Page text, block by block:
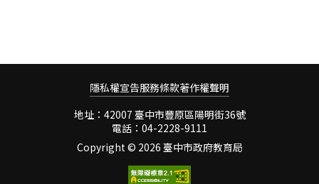
隱私權宣告服務條款著作權聲明
地址：42007 臺中市豐原區陽明街36號
電話：04-2228-9111
Copyright © 2026 臺中市政府教育局